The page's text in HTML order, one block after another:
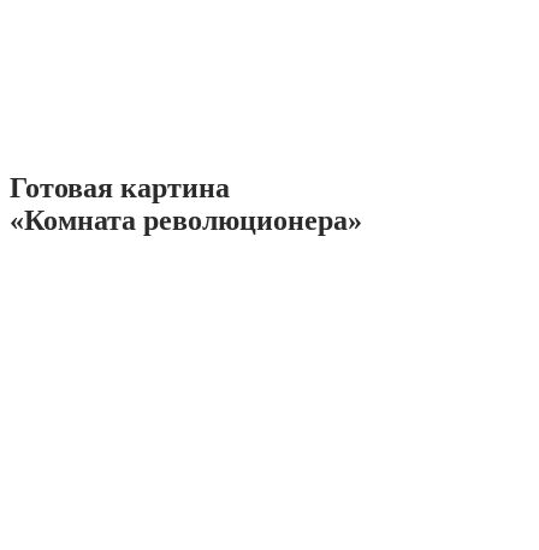
Готовая картина
«Комната революционера»